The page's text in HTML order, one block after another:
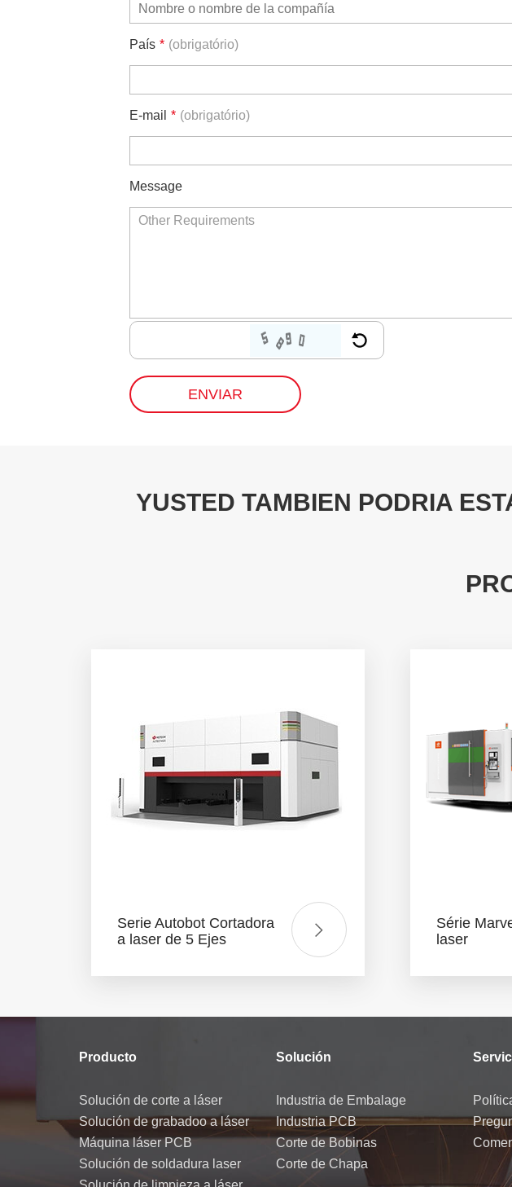
País * (obrigatório)
E-mail * (obrigatório)
Message
YUSTED TAMBIEN PODRIA
Serie Autobot Cortadora
a laser de 5 Ejes
Série
laser
Producto
Solución de corte a láser
Solución de grabadoo a láser
Máquina láser PCB
Solución de soldadura laser
Solución
Industria de Embalage
Industria PCB
Corte de Bobinas
Corte de Chapa